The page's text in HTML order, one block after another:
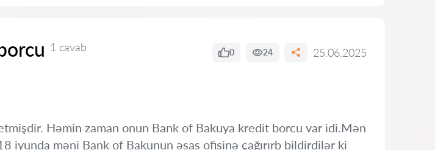
1 cavab 0 24 25.06.2025
Həmin zaman onun Bank of Bakuya kredit borcu var idi.Mən
iyunda məni Bank of Bakunun əsas ofisinə çağırırb bildirdilər ki